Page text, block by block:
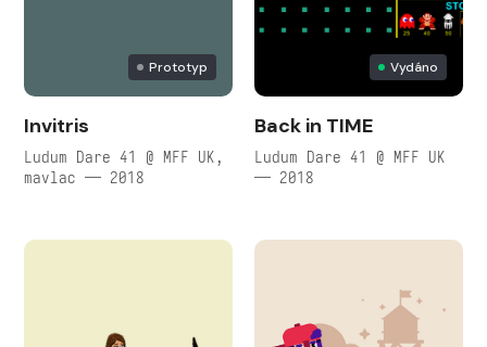
Prototyp
Invitris
Ludum Dare 41 @ MFF UK,
mavlac — 2018
Vydáno
Back in TIME
Ludum Dare 41 @ MFF UK
— 2018